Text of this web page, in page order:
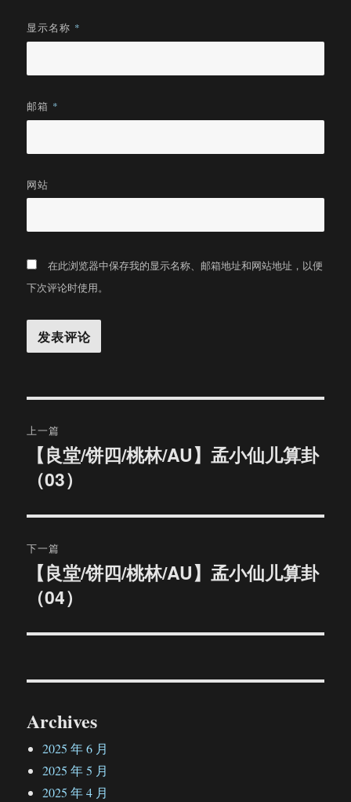
显示名称 *
邮箱 *
网站
在此浏览器中保存我的显示名称、邮箱地址和网站地址，以便
下次评论时使用。
章
导
航
上一篇
篇
章：
【良堂/饼四/桃林/AU】孟小仙儿算卦
（03）
下一篇
篇
章：
【良堂/饼四/桃林/AU】孟小仙儿算卦
（04）
Archives
2025 年 6 月
2025 年 5 月
2025 年 4 月